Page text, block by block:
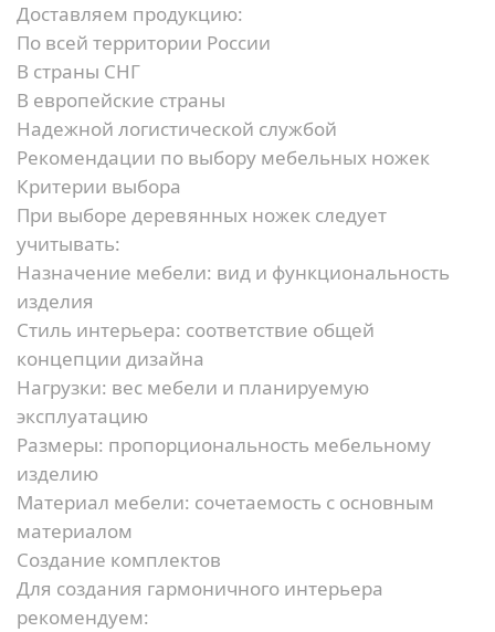
Доставляем продукцию:
По всей территории России
В страны СНГ
В европейские страны
Надежной логистической службой
Рекомендации по выбору мебельных ножек
Критерии выбора
При выборе деревянных ножек следует
учитывать:
Назначение мебели: вид и функциональность
изделия
Стиль интерьера: соответствие общей
концепции дизайна
Нагрузки: вес мебели и планируемую
эксплуатацию
Размеры: пропорциональность мебельному
изделию
Материал мебели: сочетаемость с основным
материалом
Создание комплектов
Для создания гармоничного интерьера
рекомендуем: